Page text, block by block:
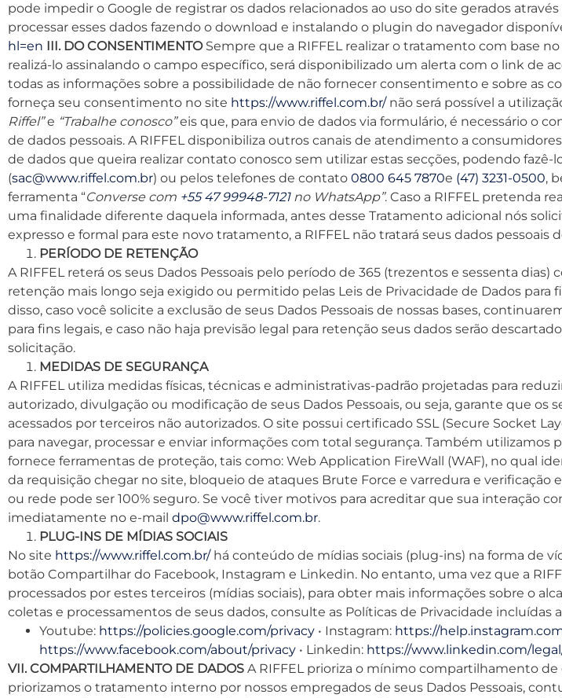
pode impedir o Google de registrar os dados relacionados ao uso do site gerados
processar esses dados fazendo o download e instalando o plugin do navegador
hl=en III. DO CONSENTIMENTOSempre que a RIFFEL realizar o tratamento com base
realizá-lo assinalando o campo específico, será disponibilizado um alerta com o link de
todas as informações sobre a possibilidade de não fornecer consentimento e sobre as
forneça seu consentimento no site https://www.riffel.com.br/não será possível a
Riffel”e “Trabalhe conosco”eis que, para envio de dados via formulário, é necessário o
de dados pessoais. A RIFFEL disponibiliza outros canais de atendimento a
de dados que queira realizar contato conosco sem utilizar estas secções, podendo
(sac@www.riffel.com.br) ou pelos telefones de contato 0800 645 7870e (47) 3231-0500,
ferramenta “Converse com +55 47 99948-7121no WhatsApp”. Caso a RIFFEL pretenda
uma finalidade diferente daquela informada, antes desse Tratamento adicional nós
expresso e formal para este novo tratamento, a RIFFEL não tratará seus dados
PERÍODO DE RETENÇÃO
A RIFFEL reterá os seus Dados Pessoais pelo período de 365 (trezentos e sessenta
retenção mais longo seja exigido ou permitido pelas Leis de Privacidade de Dados para
disso, caso você solicite a exclusão de seus Dados Pessoais de nossas bases,
para fins legais, e caso não haja previsão legal para retenção seus dados serão
solicitação.
MEDIDAS DE SEGURANÇA
A RIFFEL utiliza medidas físicas, técnicas e administrativas-padrão projetadas para
autorizado, divulgação ou modificação de seus Dados Pessoais, ou seja, garante que os
acessados por terceiros não autorizados. O site possui certificado SSL (Secure Socket
para navegar, processar e enviar informações com total segurança. Também
fornece ferramentas de proteção, tais como: Web Application FireWall (WAF), no qual
da requisição chegar no site, bloqueio de ataques Brute Force e varredura e
ou rede pode ser 100% seguro. Se você tiver motivos para acreditar que sua interação
imediatamente no e-mail dpo@www.riffel.com.br.
PLUG-INS DE MÍDIAS SOCIAIS
No site https://www.riffel.com.br/há conteúdo de mídias sociais (plug-ins) na forma de
botão Compartilhar do Facebook, Instagram e Linkedin. No entanto, uma vez que a
processados por estes terceiros (mídias sociais), para obter mais informações sobre o
coletas e processamentos de seus dados, consulte as Políticas de Privacidade incluídas
Youtube: https://policies.google.com/privacy • Instagram: https://
https://www.facebook.com/about/privacy • Linkedin: https://www.linkedin.com/
VII. COMPARTILHAMENTO DE DADOS A RIFFEL prioriza o mínimo compartilhamento de
priorizamos o tratamento interno por nossos empregados de seus Dados Pessoais,